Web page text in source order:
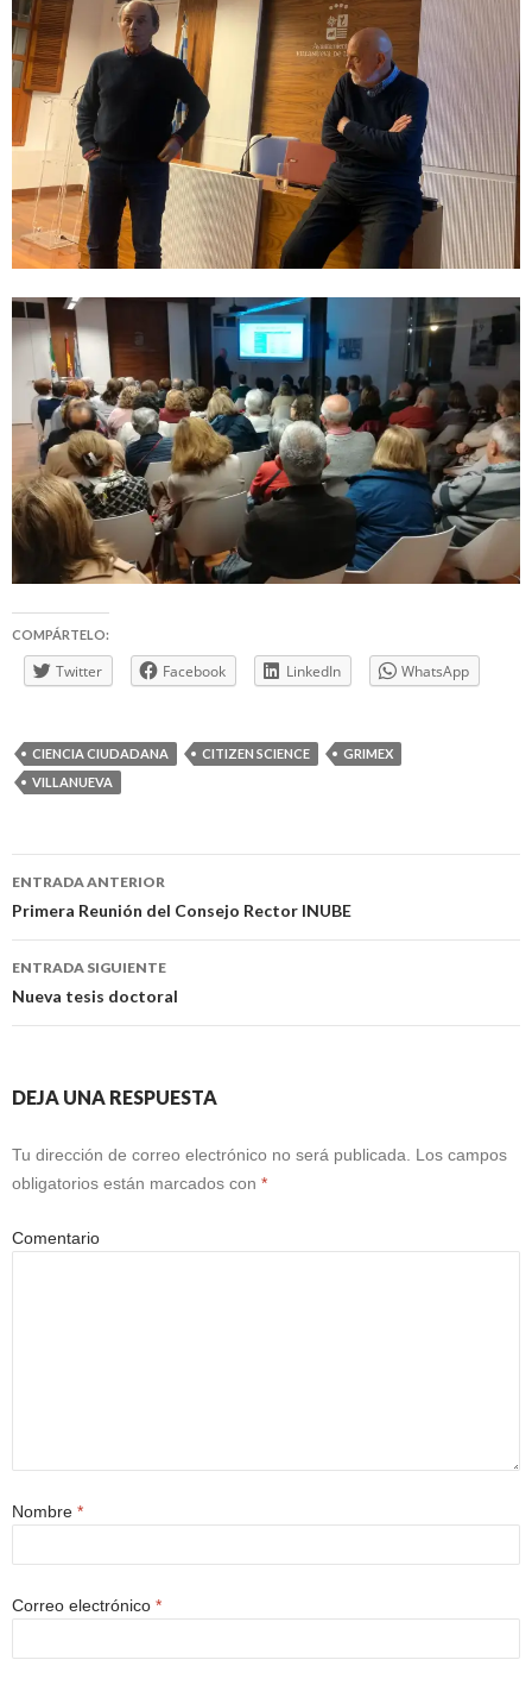
COMPÁRTELO:
Twitter Facebook LinkedIn WhatsApp
CIENCIA CIUDADANA CITIZEN SCIENCE
GRIMEX
VILLANUEVA
Navegación
de
entradas
ENTRADA ANTERIOR
Primera Reunión del Consejo Rector INUBE
ENTRADA SIGUIENTE
Nueva tesis doctoral
DEJA UNA RESPUESTA
Tu dirección de correo electrónico no será publicada. Los campos
obligatorios están marcados con *
Comentario
Nombre *
Correo electrónico *